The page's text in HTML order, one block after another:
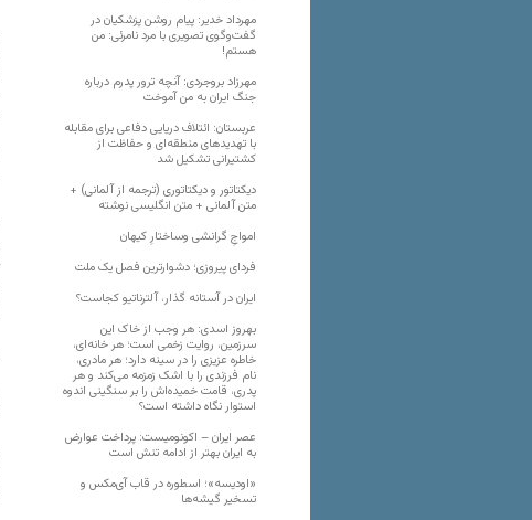
مهرداد خدیر: پیام روشن پزشکیان در
گفت‌و‌گوی تصویری با مرد نامرئی: من
هستم!
مهرزاد بروجردی: آنچه ترور پدرم درباره
جنگ ایران به من آموخت
عربستان: ائتلاف دریایی دفاعی برای مقابله
با تهدیدهای منطقه‌ای و حفاظت از
کشتیرانی تشکیل شد
دیکتاتور و دیکتاتوری (ترجمه از آلمانی) +
متن آلمانی + متن انگلیسی نوشته
‌امواجِ گرانشی وساختارِ کیهان
فردای پیروزی؛ دشوارترین فصل یک ملت
ایران در آستانه گذار، آلترناتیو کجاست؟
بهروز اسدی: هر وجب از خاک‌ این
سرزمین، روایت زخمی است؛ هر خانه‌ای،
خاطره عزیزی را در سینه دارد؛ هر مادری،
نام فرزندی را با اشک زمزمه می‌کند و هر
پدری، قامت خمیده‌اش را بر سنگینی اندوه
استوار نگاه داشته است؟
عصر ایران – اکونومیست: پرداخت عوارض
به ایران بهتر از ادامه تنش است
«اودیسه»؛ اسطوره در قاب آی‌مکس و
تسخیر گیشه‌ها